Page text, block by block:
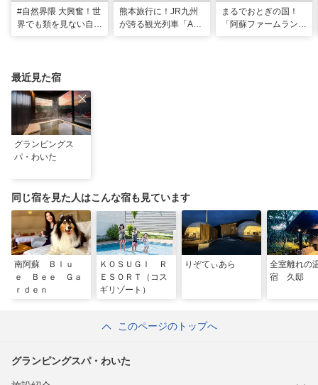
#自然界隈 大興奮！世
界でも類を見ない自然
熊本旅行に！JR九州
が誇る観光列車「A列
まるでおとぎの国！
「阿蘇ファームラン
最近見た宿
グランピングス
パ・わいた
同じ宿を見た人はこんな宿も見ています
南阿蘇 Ｂｌｕ
ｅ Ｂｅｅ Ｇａ
ｒｄｅｎ
ＫＯＳＵＧＩ Ｒ
ＥＳＯＲＴ（コス
ギリゾート）
りぞてぃあら
全室離れの
宿 久邸
このページのトップへ
グランピングスパ・わいた